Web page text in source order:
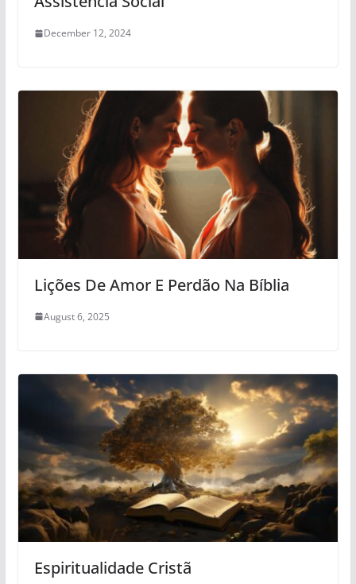
December 12, 2024
Lições De Amor E Perdão Na Bíblia
August 6, 2025
Espiritualidade Cristã